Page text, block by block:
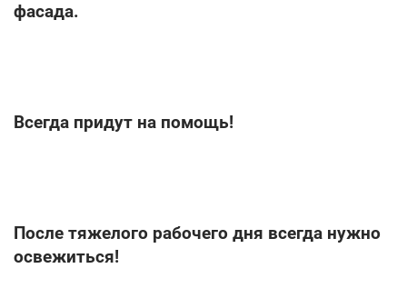
фасада.
Всегда придут на помощь!
После тяжелого рабочего дня всегда нужно
освежиться!